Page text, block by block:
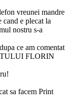
vreunei mandre
cand e plecat la
nostru s-a
ce am comentat
FLORIN
sa facem Print